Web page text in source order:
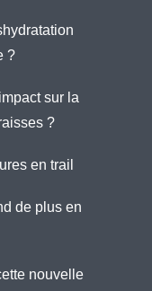
?
sur la
?
en trail
de plus en
nouvelle